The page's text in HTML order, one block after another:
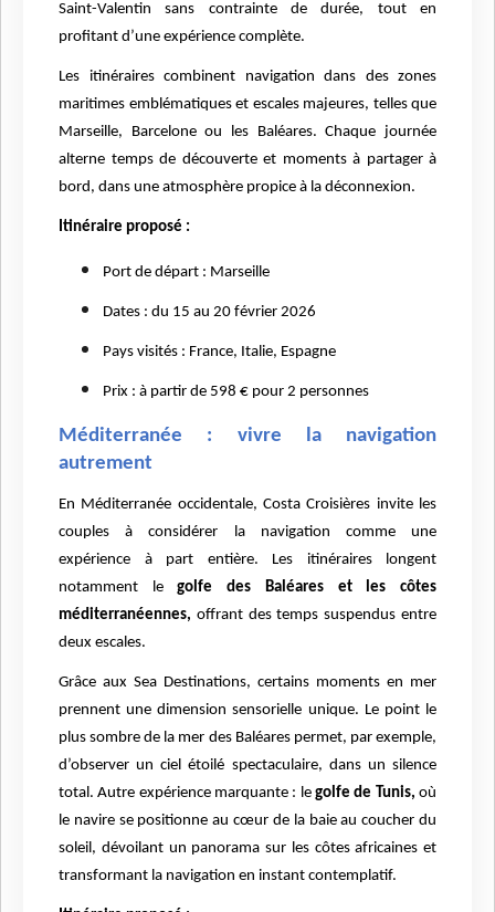
Saint-Valentin sans contrainte de durée, tout en
profitant d’une expérience complète.
Les itinéraires combinent navigation dans des zones
maritimes emblématiques et escales majeures, telles que
Marseille, Barcelone ou les Baléares. Chaque journée
alterne temps de découverte et moments à partager à
bord, dans une atmosphère propice à la déconnexion.
Itinéraire proposé :
Port de départ : Marseille
Dates : du 15 au 20 février 2026
Pays visités : France, Italie, Espagne
Prix : à partir de 598 € pour 2 personnes
Méditerranée : vivre la navigation
autrement
En Méditerranée occidentale, Costa Croisières invite les
couples à considérer la navigation comme une
expérience à part entière. Les itinéraires longent
notamment legolfe des Baléares et les côtes
méditerranéennes, offrant des temps suspendus entre
deux escales.
Grâce aux Sea Destinations, certains moments en mer
prennent une dimension sensorielle unique. Le point le
plus sombre de la mer des Baléares permet, par exemple,
d’observer un ciel étoilé spectaculaire, dans un silence
total. Autre expérience marquante : le golfe de Tunis, où
le navire se positionne au cœur de la baie au coucher du
soleil, dévoilant un panorama sur les côtes africaines et
transformant la navigation en instant contemplatif.